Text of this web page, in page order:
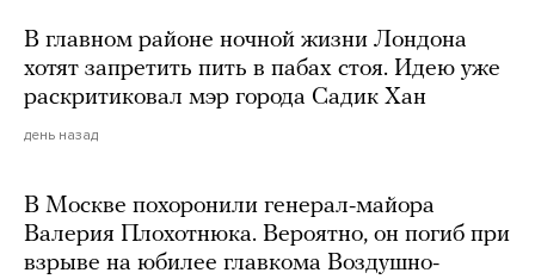
В главном районе ночной жизни Лондона
хотят запретить пить в пабах стоя. Идею уже
раскритиковал мэр города Садик Хан
день назад
В Москве похоронили генерал-майора
Валерия Плохотнюка. Вероятно, он погиб при
взрыве на юбилее главкома Воздушно-